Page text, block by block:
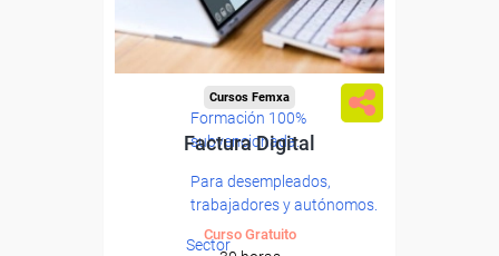
Formación 100%
subvencionada.
Para desempleados,
trabajadores y autónomos.
Sector
Cursos Femxa
Factura Digital
Curso Gratuito